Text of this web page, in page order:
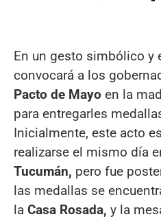
En un gesto simbólico y
convocará a los
Pacto de Mayo en la
para entregarles
Inicialmente, este acto
realizarse el mismo día
Tucumán, pero fue
las medallas se
la Casa Rosada, y la